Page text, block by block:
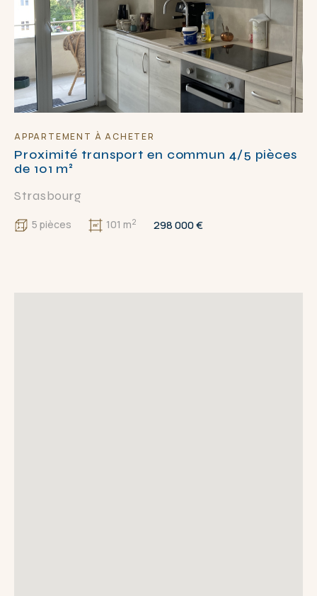
GES
FERMER APPLIQUER
APPARTEMENT À ACHETER
Proximité transport en commun 4/5 pièces
de 101 m²
Strasbourg
5 pièces 101 m2 298 000 €